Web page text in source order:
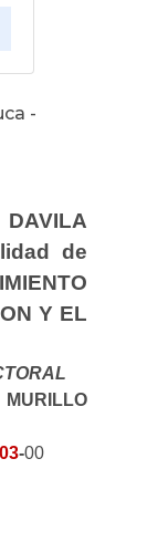
-
DAVILA
de
Y EL
-00